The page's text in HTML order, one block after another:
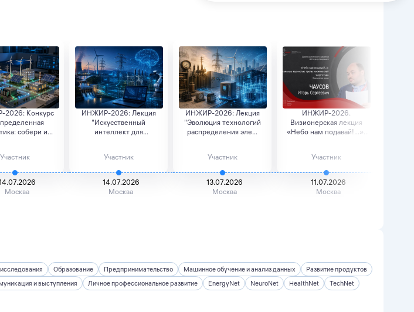
Конкурс
собери и...
Участник
Москва
ИНЖИР-2026: Лекция
"Искусственный
интеллект для
Участник
14.07.2026
Москва
ИНЖИР-2026: Лекция
"Эволюция технологий
распределения эле...
Участник
13.07.2026
Москва
ИНЖИР-2026.
Визионерская лекция
«Небо нам подавай!...»:
Участник
11.07.2026
Москва
Образование Предпринимательство Машинное обучение и анализ данных
Развитие продуктов
и выступления Личное профессиональное развитие EnergyNet NeuroNet HealthNet TechNet